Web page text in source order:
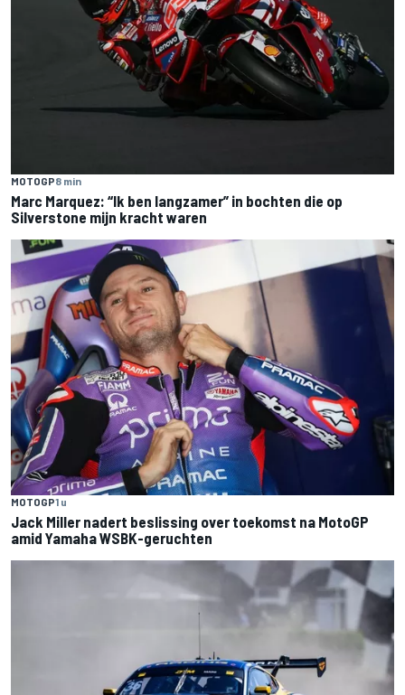
MOTOGP8 min
Marc Marquez: “Ik ben langzamer” in bochten die op
Silverstone mijn kracht waren
MOTOGP1 u
Jack Miller nadert beslissing over toekomst na MotoGP
amid Yamaha WSBK-geruchten